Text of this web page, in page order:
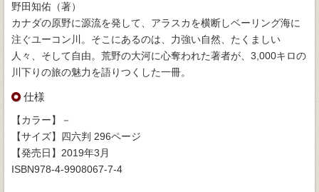
野田知佑（著）
カナダの原野に源流を発して、アラスカを横断しベーリング海に
注ぐユーコン川。そこにあるのは、力強い自然、たくましい
人々、そして自由。荒野の大河に心奪われた著者が、3,000キロの
川下りの旅の魅力を語りつくした一冊。
仕様
【カラー】－
【サイズ】四六判 296ページ
【発売日】2019年3月
ISBN978-4-9908067-7-4